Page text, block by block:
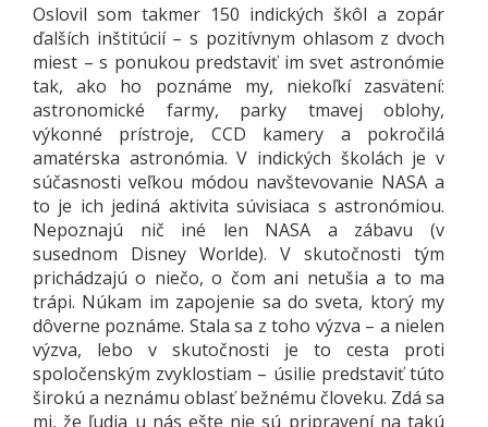
Oslovil som takmer 150 indických škôl a zopár
ďalších inštitúcií – s pozitívnym ohlasom z dvoch
miest – s ponukou predstaviť im svet astronómie
tak, ako ho poznáme my, niekoľkí zasvätení:
astronomické farmy, parky tmavej oblohy,
výkonné prístroje, CCD kamery a pokročilá
amatérska astronómia. V indických školách je v
súčasnosti veľkou módou navštevovanie NASA a
to je ich jediná aktivita súvisiaca s astronómiou.
Nepoznajú nič iné len NASA a zábavu (v
susednom Disney Worlde). V skutočnosti tým
prichádzajú o niečo, o čom ani netušia a to ma
trápi. Núkam im zapojenie sa do sveta, ktorý my
dôverne poznáme. Stala sa z toho výzva – a nielen
výzva, lebo v skutočnosti je to cesta proti
spoločenským zvyklostiam – úsilie predstaviť túto
širokú a neznámu oblasť bežnému človeku. Zdá sa
mi, že ľudia u nás ešte nie sú pripravení na takú